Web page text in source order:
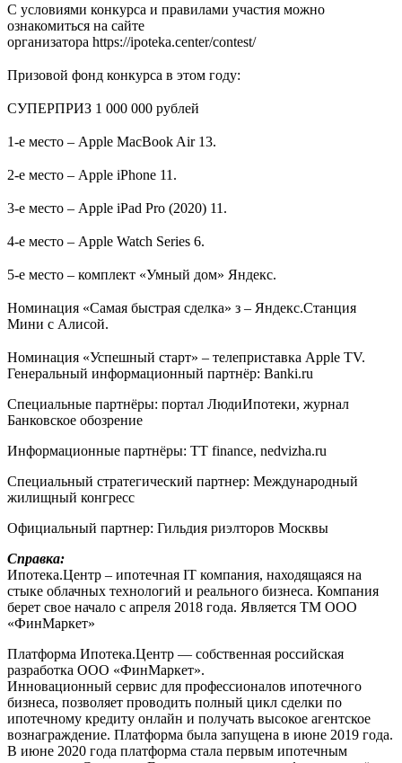
С условиями конкурса и правилами участия можно
ознакомиться на сайте
организатора https://ipoteka.center/contest/
Призовой фонд конкурса в этом году:
СУПЕРПРИЗ 1 000 000 рублей
1-е место – Apple MacBook Air 13.
2-е место – Apple iPhone 11.
3-е место – Apple iPad Pro (2020) 11.
4-е место – Apple Watch Series 6.
5-е место – комплект «Умный дом» Яндекс.
Номинация «Самая быстрая сделка» з – Яндекс.Станция
Мини с Алисой.
Номинация «Успешный старт» – телеприставка Apple TV.
Генеральный информационный партнёр: Banki.ru
Специальные партнёры: портал ЛюдиИпотеки, журнал
Банковское обозрение
Информационные партнёры: TT finance, nedvizha.ru
Специальный стратегический партнер: Международный
жилищный конгресс
Официальный партнер: Гильдия риэлторов Москвы
Справка:
Ипотека.Центр – ипотечная IT компания, находящаяся на
стыке облачных технологий и реального бизнеса. Компания
берет свое начало с апреля 2018 года. Является ТМ ООО
«ФинМаркет»
Платформа Ипотека.Центр — собственная российская
разработка ООО «ФинМаркет».
Инновационный сервис для профессионалов ипотечного
бизнеса, позволяет проводить полный цикл сделки по
ипотечному кредиту онлайн и получать высокое агентское
вознаграждение. Платформа была запущена в июне 2019 года.
В июне 2020 года платформа стала первым ипотечным